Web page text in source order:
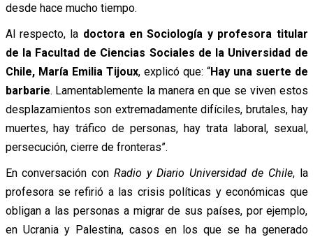
desde hace mucho tiempo.
Al respecto, la doctora en Sociología y profesora titular
de la Facultad de Ciencias Sociales de la Universidad de
Chile, María Emilia Tijoux, explicó que: “Hay una suerte de
barbarie. Lamentablemente la manera en que se viven estos
desplazamientos son extremadamente difíciles, brutales, hay
muertes, hay tráfico de personas, hay trata laboral, sexual,
persecución, cierre de fronteras”.
En conversación con Radio y Diario Universidad de Chile, la
profesora se refirió a las crisis políticas y económicas que
obligan a las personas a migrar de sus países, por ejemplo,
en Ucrania y Palestina, casos en los que se ha generado